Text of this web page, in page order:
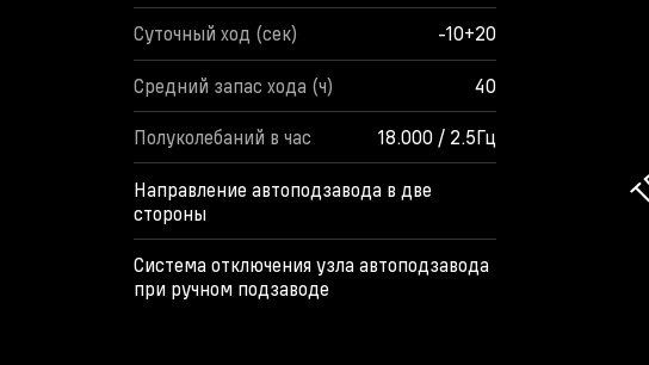
Суточный ход (сек) -10+20
Средний запас хода (ч) 40
Полуколебаний в час 18.000 / 2.5Гц
Направление автоподзавода в две
стороны
Система отключения узла автоподзавода
при ручном подзаводе